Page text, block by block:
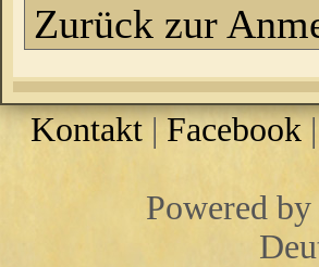
Zurück zur
Kontakt|Facebook
Powered by